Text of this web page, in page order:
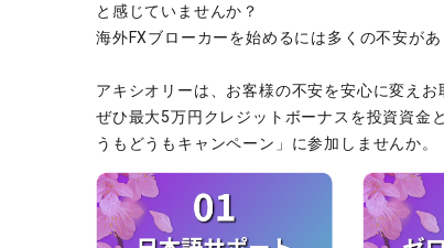
と感じていませんか？
海外FXブローカーを始めるには多くの不安があ
アキシオリーは、お客様の不安を安心に変えお
ぜひ最大5万円クレジットボーナスを投資資金
うもどうもキャンペーン」に参加しませんか。